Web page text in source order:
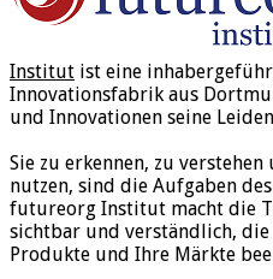
Institut ist eine
Innovationsfabrik aus
und Innovationen seine
Sie zu erkennen, zu
nutzen, sind die Aufgaben
futureorg Institut macht die
sichtbar und verständlich,
Produkte und Ihre Märkte